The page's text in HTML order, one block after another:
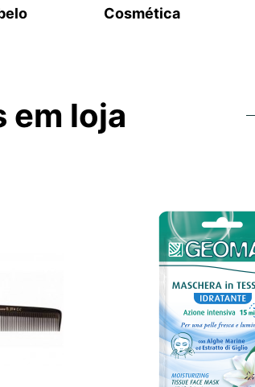
Cosmética
em loja